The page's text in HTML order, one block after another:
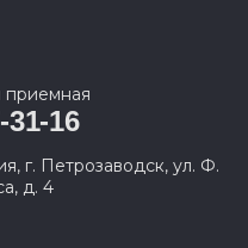
31-16
г. Петрозаводск, ул. Ф.
д. 4